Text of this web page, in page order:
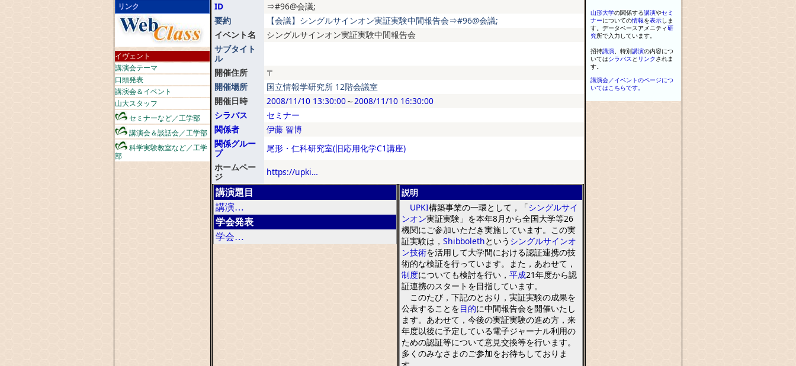
リンク
イヴェント
講演会テーマ
口頭発表
講演会＆イベント
山大スタッフ
セミナーなど／工学部
講演会＆談話会／工学部
科学実験教室など／工学
部
ID
⇒#96@会議;
要約
【会議】シングルサインオン実証実験中間報告会⇒#96@会議;
イベント名
シングルサインオン実証実験中間報告会
サブタイト
ル
開催住所
〒
開催場所
国立情報学研究所 12階会議室
開催日時
2008/11/10 13:30:00～2008/11/10 16:30:00
シラバス
セミナー
関係者
伊藤 智博
関係グルー
プ
尾形・仁科研究室(旧応用化学C1講座)
ホームペー
ジ
https://upki…
講演題目
講演…
学会発表
学会…
説明
UPKI構築事業の一環として ， 「シングルサイ
ンオン実証実験 」 を本年8月から全国大学等26
機関にご参加いただき実施しています。 この実
証実験は ， Shibbolethという シングルサインオ
ン技術を活用して大学間における認証連携の技
術的な検証を行っています。 また ， あわせて ，
制度についても検討を行い ， 平成21年度から認
証連携のスタート を目指しています。
このたび ， 下記のとおり ， 実証実験の成果を
公表すること を目的に中間報告会を開催いたし
ます。 あわせて ， 今後の実証実験の進め方 ， 来
年度以後に予定している電子ジャーナル利用の
ための認証等について意見交換等を行います。
多くのみなさまのご参加をお待ちしておりま
山形大学の関係する講演やセミ
ナーについての情報を表示しま
す。 データベースアメニティ研
究所で入力しています。
招待講演、 特別講演の内容につ
いてはシラバスと リンクされま
す。
講演会／イベントのページにつ
いてはこちらです。